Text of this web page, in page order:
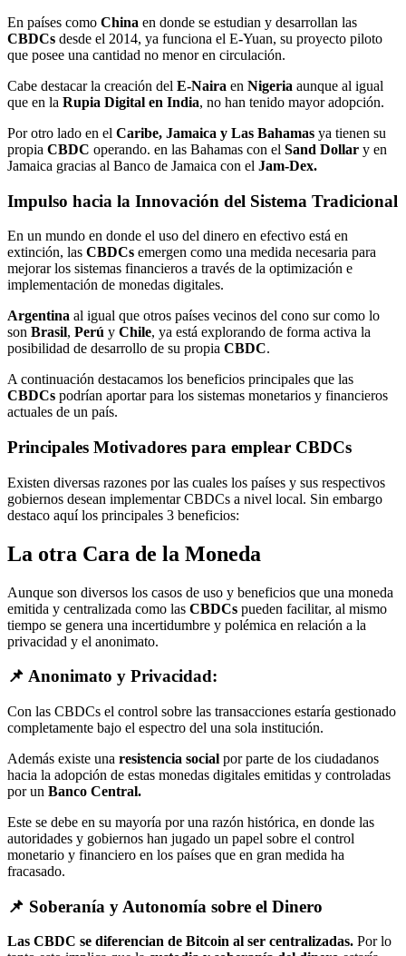
En países como China en donde se estudian y desarrollan las
CBDCs desde el 2014, ya funciona el E-Yuan, su proyecto piloto
que posee una cantidad no menor en circulación.
Cabe destacar la creación del E-Naira en Nigeria aunque al igual
que en la Rupia Digital en India, no han tenido mayor adopción.
Por otro lado en el Caribe, Jamaica y Las Bahamas ya tienen su
propia CBDC operando. en las Bahamas con el Sand Dollar y en
Jamaica gracias al Banco de Jamaica con el Jam-Dex.
Impulso hacia la Innovación del Sistema Tradicional
En un mundo en donde el uso del dinero en efectivo está en
extinción, las CBDCs emergen como una medida necesaria para
mejorar los sistemas financieros a través de la optimización e
implementación de monedas digitales.
Argentina al igual que otros países vecinos del cono sur como lo
son Brasil, Perú y Chile, ya está explorando de forma activa la
posibilidad de desarrollo de su propia CBDC.
A continuación destacamos los beneficios principales que las
CBDCs podrían aportar para los sistemas monetarios y financieros
actuales de un país.
Principales Motivadores para emplear CBDCs
Existen diversas razones por las cuales los países y sus respectivos
gobiernos desean implementar CBDCs a nivel local. Sin embargo
destaco aquí los principales 3 beneficios:
La otra Cara de la Moneda
Aunque son diversos los casos de uso y beneficios que una moneda
emitida y centralizada como las CBDCs pueden facilitar, al mismo
tiempo se genera una incertidumbre y polémica en relación a la
privacidad y el anonimato.
📌 Anonimato y Privacidad:
Con las CBDCs el control sobre las transacciones estaría gestionado
completamente bajo el espectro del una sola institución.
Además existe una resistencia social por parte de los ciudadanos
hacia la adopción de estas monedas digitales emitidas y controladas
por un Banco Central.
Este se debe en su mayoría por una razón histórica, en donde las
autoridades y gobiernos han jugado un papel sobre el control
monetario y financiero en los países que en gran medida ha
fracasado.
📌 Soberanía y Autonomía sobre el Dinero
Las CBDC se diferencian de Bitcoin al ser centralizadas. Por lo